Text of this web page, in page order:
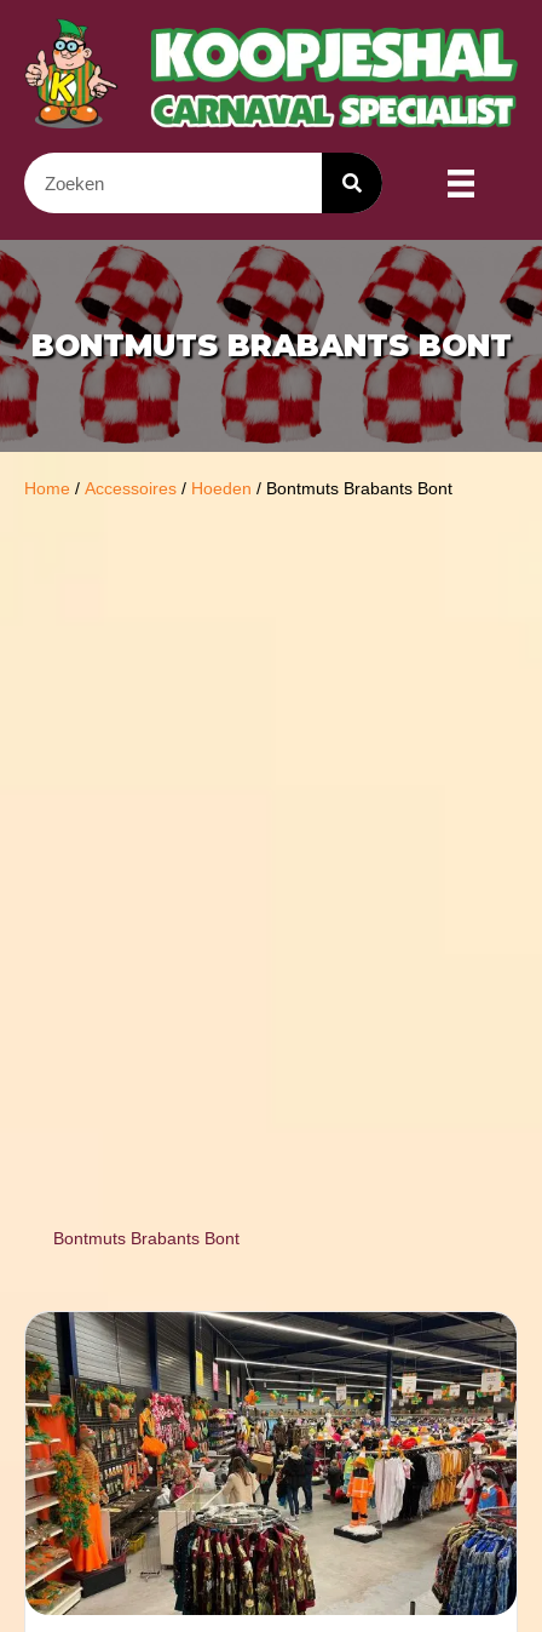
BONTMUTS BRABANTS BONT
Home / Accessoires / Hoeden / Bontmuts Brabants Bont
Bontmuts Brabants Bont